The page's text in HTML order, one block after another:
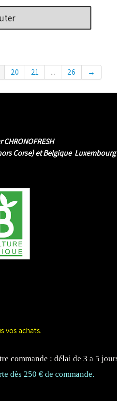
20 21 ... 26 →
Corse) et Belgique Luxembourg
vos achats.
commande : délai de 3 a 5
dès 250 € de commande.